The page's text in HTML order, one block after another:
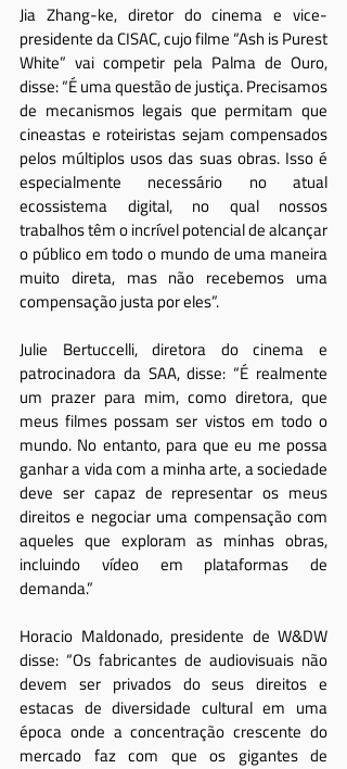
Jia Zhang-ke, diretor do cinema e vice-
presidente da CISAC, cujo filme “Ash is Purest
White” vai competir pela Palma de Ouro,
disse: “É uma questão de justiça. Precisamos
de mecanismos legais que permitam que
cineastas e roteiristas sejam compensados
pelos múltiplos usos das suas obras. Isso é
especialmente necessário no atual
ecossistema digital, no qual nossos
trabalhos têm o incrível potencial de alcançar
o público em todo o mundo de uma maneira
muito direta, mas não recebemos uma
compensação justa por eles”.
Julie Bertuccelli, diretora do cinema e
patrocinadora da SAA, disse: “É realmente
um prazer para mim, como diretora, que
meus filmes possam ser vistos em todo o
mundo. No entanto, para que eu me possa
ganhar a vida com a minha arte, a sociedade
deve ser capaz de representar os meus
direitos e negociar uma compensação com
aqueles que exploram as minhas obras,
incluindo vídeo em plataformas de
demanda.”
Horacio Maldonado, presidente de W&DW
disse: “Os fabricantes de audiovisuais não
devem ser privados do seus direitos e
estacas de diversidade cultural em uma
época onde a concentração crescente do
mercado faz com que os gigantes de